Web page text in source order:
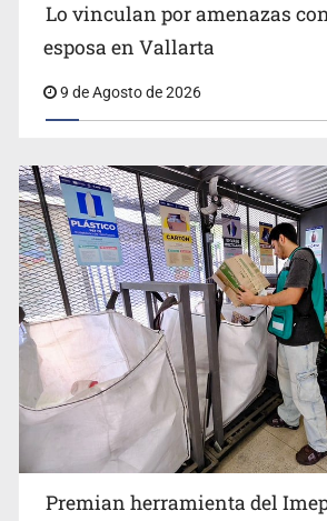
Congreso pide a la SEP combatir
desinformación en redes e IA
Lo vinculan por amenazas
esposa en Vallarta
9 de Agosto de 2026
Premian herramienta del